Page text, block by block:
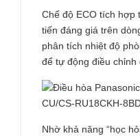
Chế độ ECO tích hợp
tiến đáng giá trên
phân tích nhiệt độ
để tự động điều chỉnh
Nhờ khả năng “học